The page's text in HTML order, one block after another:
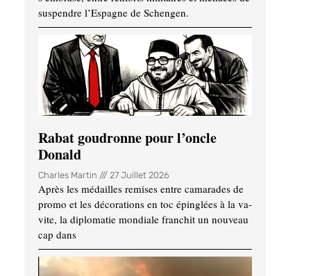
suspendre l’Espagne de Schengen.
Rabat goudronne pour l’oncle
Donald
Charles Martin 27 Juillet 2026
Après les médailles remises entre camarades de
promo et les décorations en toc épinglées à la va-
vite, la diplomatie mondiale franchit un nouveau
cap dans